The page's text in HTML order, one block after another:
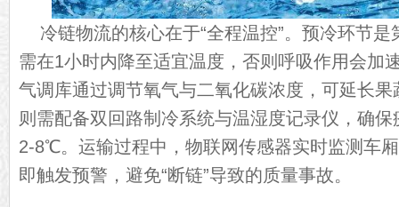
冷链物流的核心在于“全程温控”。预冷环节
需在1小时内降至适宜温度，否则呼吸作用会加
气调库通过调节氧气与二氧化碳浓度，可延长
则需配备双回路制冷系统与温湿度记录仪，确
2-8℃。运输过程中，物联网传感器实时监测车
即触发预警，避免“断链”导致的质量事故。